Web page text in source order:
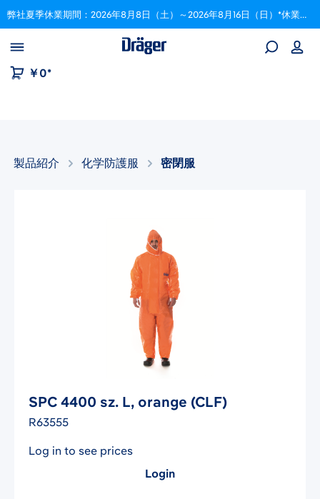
to B2B platform navigation 弊社夏季休業期間：2026年8月8日（土）～2026年8月16日（日）*休業期間中にいただいたご注文は、8月17日以降順次対応いたします。
￥0*
製品紹介 化学防護服 密閉服
画像ギャラリーをスキップ
SPC 4400 sz. L, orange (CLF)
R63555
Log in to see prices
Login